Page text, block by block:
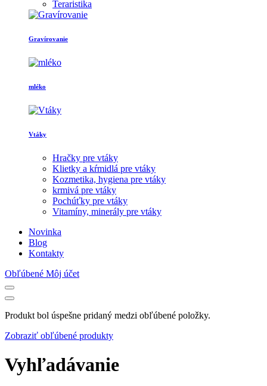
Teraristika
Gravírovanie
mléko
Vtáky
Hračky pre vtáky
Klietky a kŕmidlá pre vtáky
Kozmetika, hygiena pre vtáky
krmivá pre vtáky
Pochúťky pre vtáky
Vitamíny, minerály pre vtáky
Novinka
Blog
Kontakty
Obľúbené Môj účet
Produkt bol úspešne pridaný medzi obľúbené položky.
Zobraziť obľúbené produkty
Vyhľadávanie